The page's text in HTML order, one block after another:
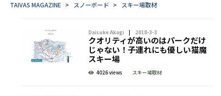
TAIVAS MAGAZINE スノーボード スキー場取材
Daisuke Akagi 2018-3-3
クオリティが高いのはパークだけ
じゃない！子連れにも優しい猫魔
スキー場
4026 views スキー場取材